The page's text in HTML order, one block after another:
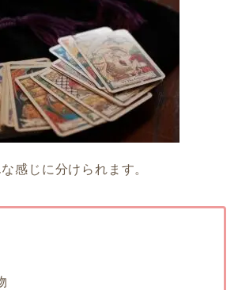
感じに分けられます。